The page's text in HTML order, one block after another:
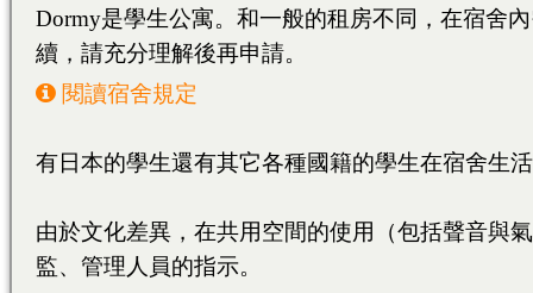
広島
HIROSHIMA
HIROSHIMA/
東京料理大学（神楽板キャンパス）
東京/神奈川/埼玉
東京/神奈川/埼玉
東京料理大学（神楽板キャンパス）
東京/神奈川/埼玉